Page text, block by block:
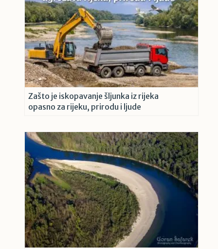
Zašto je iskopavanje šljunka iz rijeka
opasno za rijeku, prirodu i ljude